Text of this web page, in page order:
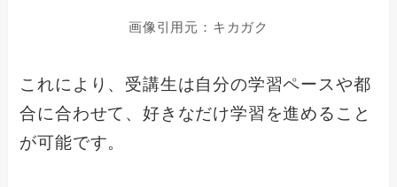
画像引用元：キカガク
これにより、受講生は自分の学習ペースや都
合に合わせて、好きなだけ学習を進めること
が可能です。